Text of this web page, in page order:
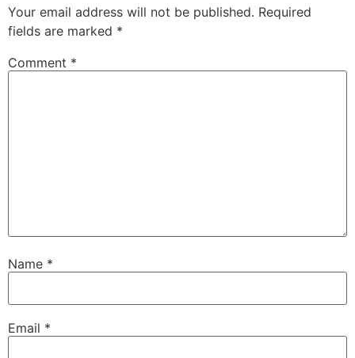
Your email address will not be published. Required
fields are marked *
Comment *
Name *
Email *